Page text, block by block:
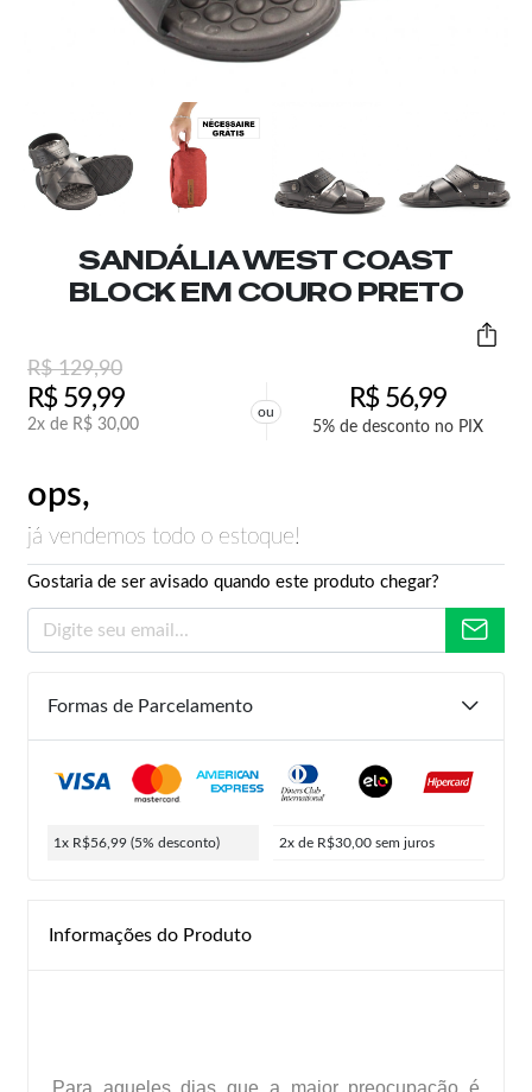
SANDÁLIA WEST COAST
BLOCK EM COURO PRETO
R$129,90
R$59,99
2x de R$ 30,00
ou R$56,99
5% de desconto no PIX
ops,
já vendemos todo o estoque!
Gostaria de ser avisado quando este produto chegar?
Formas de Parcelamento
1x R$56,99 (5% desconto) 2x de R$30,00 sem juros
Informações do Produto
Para aqueles dias que a maior preocupação é